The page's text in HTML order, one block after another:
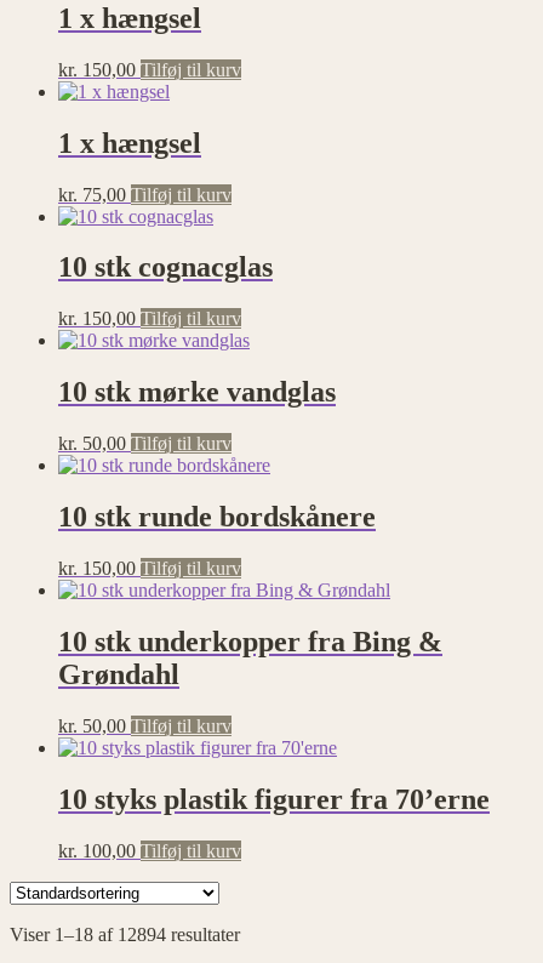
1 x hængsel
kr. 150,00 Tilføj til kurv
1 x hængsel
kr. 75,00 Tilføj til kurv
10 stk cognacglas
kr. 150,00 Tilføj til kurv
10 stk mørke vandglas
kr. 50,00 Tilføj til kurv
10 stk runde bordskånere
kr. 150,00 Tilføj til kurv
10 stk underkopper fra Bing &
Grøndahl
kr. 50,00 Tilføj til kurv
10 styks plastik figurer fra 70’erne
kr. 100,00 Tilføj til kurv
Viser 1–18 af 12894 resultater